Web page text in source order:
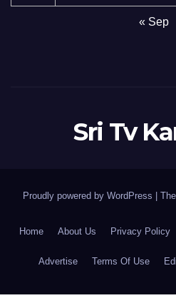
« Sep
Sri Tv
Proudly powered by WordPress
Home About Us Privacy Policy
Advertise Terms Of Use